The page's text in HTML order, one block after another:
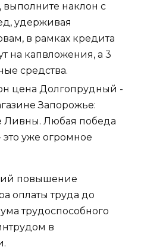
выполните наклон с
удерживая
в рамках кредита
на капвложения, а 3
средства.
цена Долгопрудный -
Запорожье:
Ливны. Любая победа
это уже огромное
повышение
оплаты труда до
трудоспособного
в